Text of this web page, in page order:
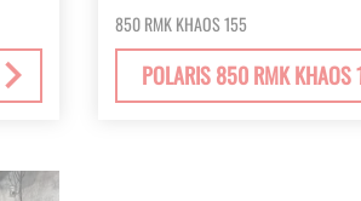
850 RMK KHAOS 155
POLARIS 850 RMK